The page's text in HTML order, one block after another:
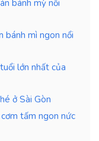
bánh mỳ nổi
bánh mì ngon nổi
lớn nhất của
ở Sài Gòn
tấm ngon nức